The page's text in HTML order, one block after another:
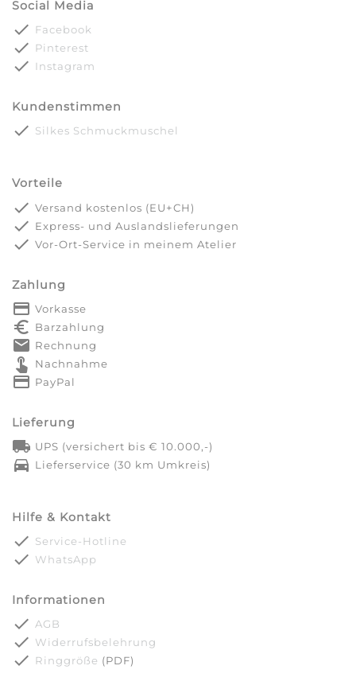
Social Media
done Facebook
done Pinterest
done Instagram
Kundenstimmen
done Silkes Schmuckmuschel
Vorteile
done Versand kostenlos (EU+CH)
done Express- und Auslandslieferungen
done Vor-Ort-Service in meinem Atelier
Zahlung
payment Vorkasse
euro_symbol Barzahlung
markunread Rechnung
touch_app Nachnahme
credit_card PayPal
Lieferung
local_shipping UPS (versichert bis € 10.000,-)
directions_car Lieferservice (30 km Umkreis)
Hilfe & Kontakt
done Service-Hotline
done WhatsApp
Informationen
done AGB
done Widerrufsbelehrung
done Ringgröße (PDF)